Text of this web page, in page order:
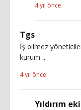
4 yıl önce
Tgs
İş bilmez
kurum ...
4 yıl önce
Yıldırım